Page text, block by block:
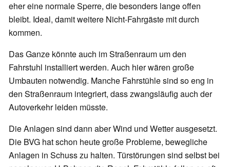
eher eine normale Sperre, die besonders lange offen
bleibt. Ideal, damit weitere Nicht-Fahrgäste mit durch
kommen.
Das Ganze könnte auch im Straßenraum um den
Fahrstuhl installiert werden. Auch hier wären große
Umbauten notwendig. Manche Fahrstühle sind so eng in
den Straßenraum integriert, dass zwangsläufig auch der
Autoverkehr leiden müsste.
Die Anlagen sind dann aber Wind und Wetter ausgesetzt.
Die BVG hat schon heute große Probleme, bewegliche
Anlagen in Schuss zu halten. Türstörungen sind selbst bei